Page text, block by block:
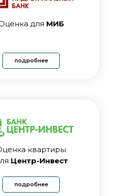
подробнее
для МИБ
квартиры
Центр-Инвест
подробнее